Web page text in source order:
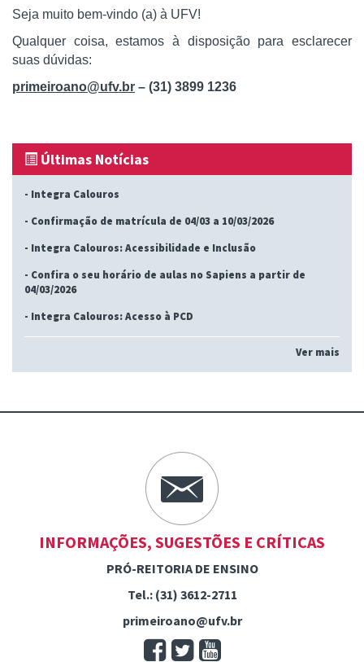
Seja muito bem-vindo (a) à UFV!
Qualquer coisa, estamos à disposição para esclarecer
suas dúvidas:
primeiroano@ufv.br – (31) 3899 1236
Últimas Notícias
- Integra Calouros
- Confirmação de matrícula de 04/03 a 10/03/2026
- Integra Calouros: Acessibilidade e Inclusão
- Confira o seu horário de aulas no Sapiens a partir de
04/03/2026
- Integra Calouros: Acesso à PCD
Ver mais
INFORMAÇÕES, SUGESTÕES E CRÍTICAS
PRÓ-REITORIA DE ENSINO
Tel.: (31) 3612-2711
primeiroano@ufv.br